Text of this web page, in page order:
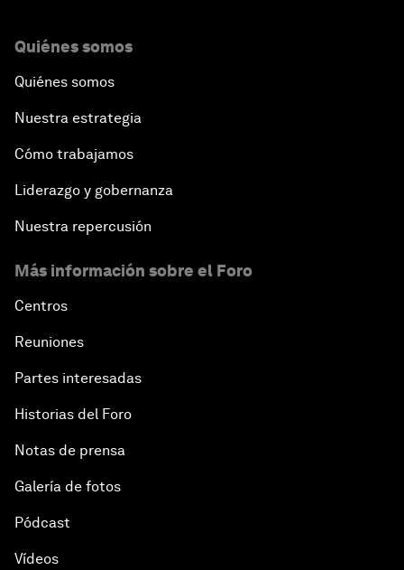
Quiénes somos
Quiénes somos
Nuestra estrategia
Cómo trabajamos
Liderazgo y gobernanza
Nuestra repercusión
Más información sobre el Foro
Centros
Reuniones
Partes interesadas
Historias del Foro
Notas de prensa
Galería de fotos
Pódcast
Vídeos